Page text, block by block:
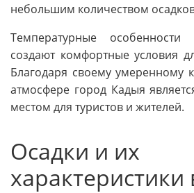
небольшим количеством
Температурные
создают комфортные условия
Благодаря своему умеренному
атмосфере город Кадыя
местом для туристов и жителей.
Осадки и их